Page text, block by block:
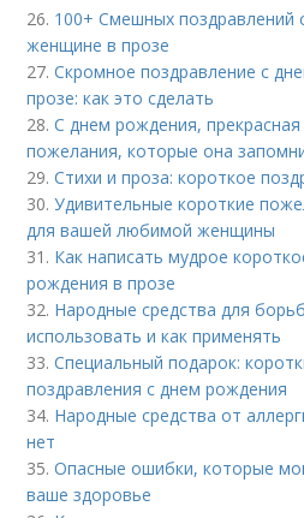
26. 100+ Смешных поздравлений
женщине в прозе
27.Скромное поздравление с
прозе: как это сделать
28.С днем рождения,
пожелания, которые она
29.Стихи и проза: короткое
30.Удивительные короткие
для вашей любимой женщины
31. Как написать мудрое
рождения в прозе
32. Народные средства для
использовать и как применять
33.Специальный подарок:
поздравления с днем рождения
34. Народные средства от
нет
35.Опасные ошибки, которые
ваше здоровье